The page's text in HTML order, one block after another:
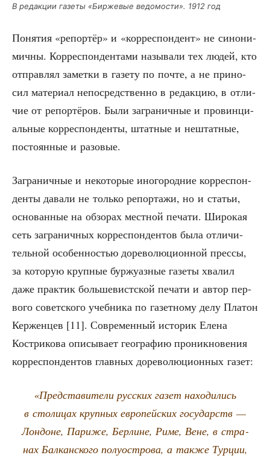
В редак­ции газе­ты «Бир­же­вые ведо­мо­сти». 1912 год
Поня­тия «репор­тёр» и «кор­ре­спон­дент» не сино­ни­
мич­ны. Кор­ре­спон­ден­та­ми назы­ва­ли тех людей, кто
отправ­лял замет­ки в газе­ту по почте, а не при­но­
сил мате­ри­ал непо­сред­ствен­но в редак­цию, в отли­
чие от репор­тё­ров. Были загра­нич­ные и про­вин­ци­
аль­ные кор­ре­спон­ден­ты, штат­ные и нештат­ные,
посто­ян­ные и разовые.
Загра­нич­ные и неко­то­рые ино­го­род­ние кор­ре­спон­
ден­ты дава­ли не толь­ко репор­та­жи, но и ста­тьи,
осно­ван­ные на обзо­рах мест­ной печа­ти. Широ­кая
сеть загра­нич­ных кор­ре­спон­ден­тов была отли­чи­
тель­ной осо­бен­но­стью доре­во­лю­ци­он­ной прес­сы,
за кото­рую круп­ные бур­жу­аз­ные газе­ты хва­лил
даже прак­тик боль­ше­вист­ской печа­ти и автор пер­
во­го совет­ско­го учеб­ни­ка по газет­но­му делу Пла­тон
Кер­жен­цев [11]. Совре­мен­ный исто­рик Еле­на
Костри­ко­ва опи­сы­ва­ет гео­гра­фию про­ник­но­ве­ния
кор­ре­спон­ден­тов глав­ных доре­во­лю­ци­он­ных газет:
«Пред­ста­ви­те­ли рус­ских газет нахо­ди­лись
в сто­ли­цах круп­ных евро­пей­ских госу­дарств —
Лон­доне, Пари­же, Бер­лине, Риме, Вене, в стра­
нах Бал­кан­ско­го полу­ост­ро­ва, а так­же Тур­ции,